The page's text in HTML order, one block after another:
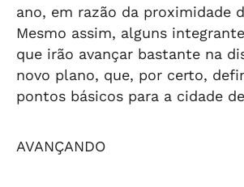
ano, em razão da proximidade
Mesmo assim, alguns
que irão avançar bastante na
novo plano, que, por certo,
pontos básicos para a cidade
AVANÇANDO